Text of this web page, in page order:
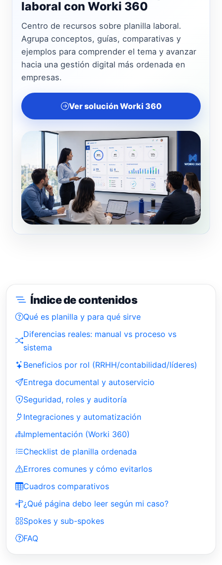
laboral con Worki 360
Centro de recursos sobre planilla laboral.
Agrupa conceptos, guías, comparativas y
ejemplos para comprender el tema y avanzar
hacia una gestión digital más ordenada en
empresas.
Ver solución Worki 360
Índice de contenidos
Qué es planilla y para qué sirve
Diferencias reales: manual vs proceso vs
sistema
Beneficios por rol (RRHH/contabilidad/líderes)
Entrega documental y autoservicio
Seguridad, roles y auditoría
Integraciones y automatización
Implementación (Worki 360)
Checklist de planilla ordenada
Errores comunes y cómo evitarlos
Cuadros comparativos
¿Qué página debo leer según mi caso?
Spokes y sub-spokes
FAQ